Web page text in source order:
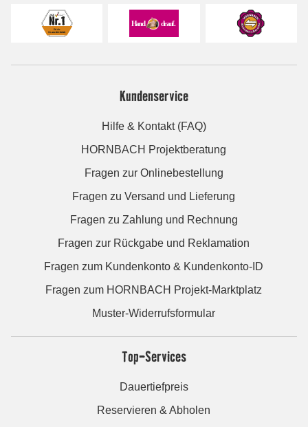
Kundenservice
Hilfe & Kontakt (FAQ)
HORNBACH Projektberatung
Fragen zur Onlinebestellung
Fragen zu Versand und Lieferung
Fragen zu Zahlung und Rechnung
Fragen zur Rückgabe und Reklamation
Fragen zum Kundenkonto & Kundenkonto-ID
Fragen zum HORNBACH Projekt-Marktplatz
Muster-Widerrufsformular
Top-Services
Dauertiefpreis
Reservieren & Abholen